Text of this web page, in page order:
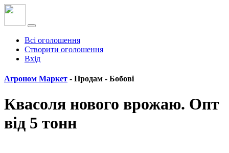
Всі оголошення
Створити оголошення
Вхід
Агроном Маркет - Продам - Бобові
Квасоля нового врожаю. Опт
від 5 тонн